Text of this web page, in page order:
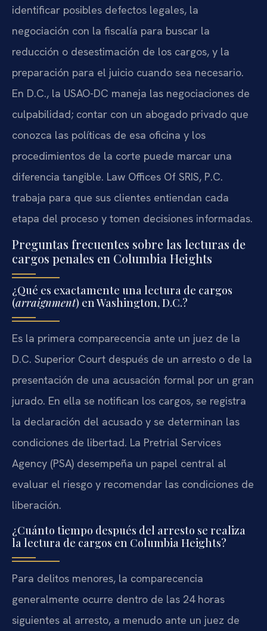
identificar posibles defectos legales, la
negociación con la fiscalía para buscar la
reducción o desestimación de los cargos, y la
preparación para el juicio cuando sea necesario.
En D.C., la USAO-DC maneja las negociaciones de
culpabilidad; contar con un abogado privado que
conozca las políticas de esa oficina y los
procedimientos de la corte puede marcar una
diferencia tangible. Law Offices Of SRIS, P.C.
trabaja para que sus clientes entiendan cada
etapa del proceso y tomen decisiones informadas.
Preguntas frecuentes sobre las lecturas de
cargos penales en Columbia Heights
¿Qué es exactamente una lectura de cargos
(arraignment) en Washington, D.C.?
Es la primera comparecencia ante un juez de la
D.C. Superior Court después de un arresto o de la
presentación de una acusación formal por un gran
jurado. En ella se notifican los cargos, se registra
la declaración del acusado y se determinan las
condiciones de libertad. La Pretrial Services
Agency (PSA) desempeña un papel central al
evaluar el riesgo y recomendar las condiciones de
liberación.
¿Cuánto tiempo después del arresto se realiza
la lectura de cargos en Columbia Heights?
Para delitos menores, la comparecencia
generalmente ocurre dentro de las 24 horas
siguientes al arresto, a menudo ante un juez de